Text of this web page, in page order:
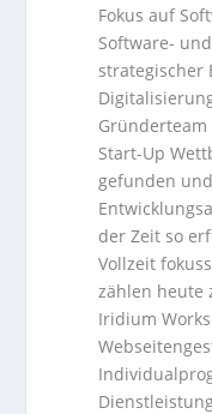
Fokus auf
Software-
strategischer
Start-Up
gefunden
der Zeit so
Vollzeit
zählen heute
Iridium